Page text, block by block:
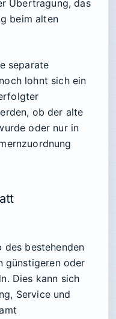
Übertragung, das
beim alten
separate
lohnt sich ein
ob der alte
oder nur in
des bestehenden
günstigeren oder
Dies kann sich
Service und